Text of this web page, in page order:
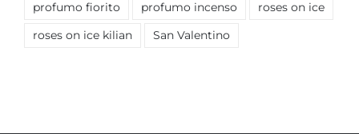
profumo fiorito profumo incenso roses on ice
roses on ice kilian San Valentino